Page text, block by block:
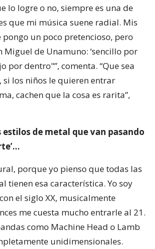
lo logre o no, siempre es una de
que mi música suene radial. Mis
un poco pretencioso, pero
Miguel de Unamuno: ‘sencillo por
por dentro"”, comenta. “Que sea
los niños le quieren entrar
cachen que la cosa es rarita”,
estilos de metal que van pasando
porque yo pienso que todas las
tienen esa característica. Yo soy
el siglo XX, musicalmente
me cuesta mucho entrarle al 21.
como Machine Head o Lamb
unidimensionales.